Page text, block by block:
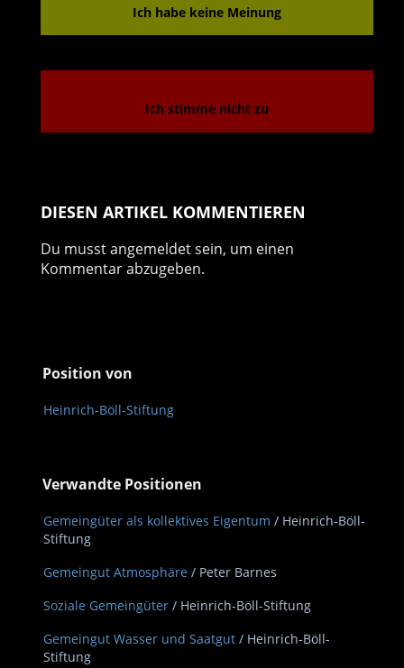
Ich habe keine Meinung
Ich stimme nicht zu
DIESEN ARTIKEL KOMMENTIEREN
Du musstangemeldetsein, um einen
Kommentar abzugeben.
Position von
Heinrich-Böll-Stiftung
Verwandte Positionen
Gemeingüter als kollektives Eigentum / Heinrich-Böll-
Stiftung
Gemeingut Atmosphäre / Peter Barnes
Soziale Gemeingüter / Heinrich-Böll-Stiftung
Gemeingut Wasser und Saatgut / Heinrich-Böll-
Stiftung